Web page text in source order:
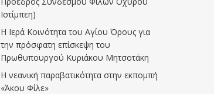
Ιστίμπεη)
Η Ιερά Κοινότητα του Αγίου Όρους για
την πρόσφατη επίσκεψη του
Πρωθυπουργού Κυριάκου Μητσοτάκη
Η νεανική παραβατικότητα στην εκπομπή
«Άκου Φίλε»